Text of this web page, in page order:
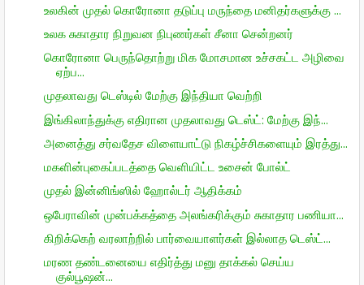
உலகின் முதல் கொரோனா தடுப்பு மருந்தை மனிதர்களுக்கு ...
உலக சுகாதார நிறுவன நிபுணர்கள் சீனா சென்றனர்
கொரோனா பெருந்தொற்று மிக மோசமான உச்சகட்ட அழிவை
ஏற்ப...
முதலாவது டெஸ்டில் மேற்கு இந்தியா வெற்றி
இங்கிலாந்துக்கு எதிரான முதலாவது டெஸ்ட்: மேற்கு இந்...
அனைத்து சர்வதேச விளையாட்டு நிகழ்ச்சிகளையும் இரத்து...
மகளின்புகைப்படத்தை வெளியிட்ட உசைன் போல்ட்
முதல் இன்னிங்ஸில் ஹோல்டர் ஆதிக்கம்
ஒபேராவின் முன்பக்கத்தை அலங்கரிக்கும் சுகாதார பணியா...
கிறிக்கெற் வரலாற்றில் பார்வையாளர்கள் இல்லாத டெஸ்ட்...
மரண தண்டனையை எதிர்த்து மனு தாக்கல் செய்ய
குல்பூஷன்...